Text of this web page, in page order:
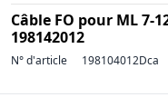
Câble FO pour ML 7-
198142012
N° d'article 198104012Dca